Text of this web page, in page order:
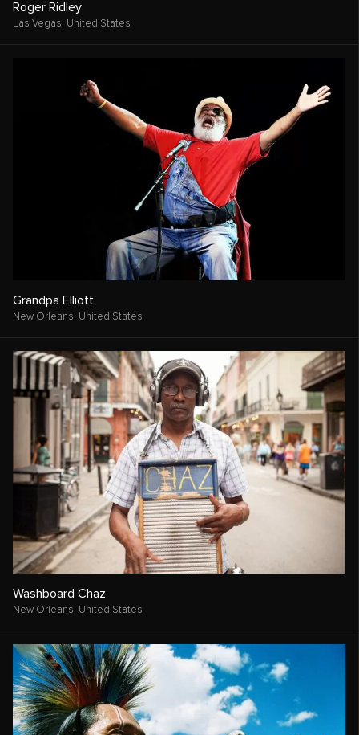
Roger Ridley
Las Vegas, United States
Grandpa Elliott
New Orleans, United States
Washboard Chaz
New Orleans, United States